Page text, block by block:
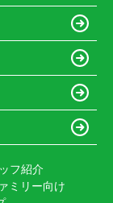
フ紹介
ミリー向け